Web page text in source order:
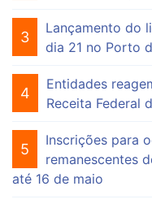
3
Lançamento do
dia 21 no Porto
4
Entidades
Receita Federal
5
Inscrições para
remanescentes
até 16 de maio